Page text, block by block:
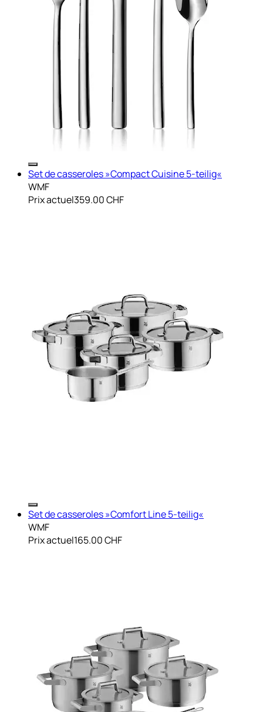
Set de casseroles »Compact Cuisine 5-teilig«
WMF
Prix actuel359.00 CHF
Set de casseroles »Comfort Line 5-teilig«
WMF
Prix actuel165.00 CHF